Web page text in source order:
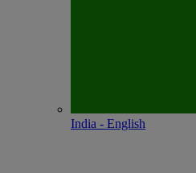
India - English